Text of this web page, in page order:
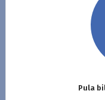
Pula